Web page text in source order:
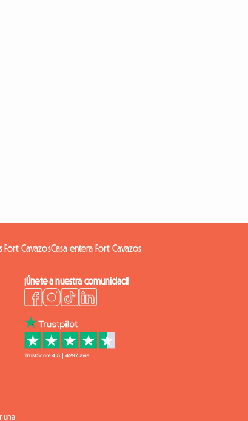
CavazosCasa entera Fort Cavazos
una
¡Únete a nuestra comunidad!